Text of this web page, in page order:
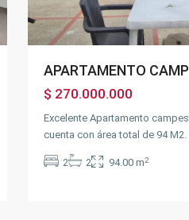
APARTAMENTO
$ 270.000.000
Excelente Apartamento
cuenta con área total de 94 M2.
2 2 94.00 m2